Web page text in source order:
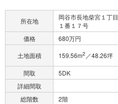
所在地
岡谷市長地柴宮１丁目
１番１７号
価格 680万円
土地面積
159.56m2 ／48.26坪
間取
5DK
詳細間取
総階数
2階